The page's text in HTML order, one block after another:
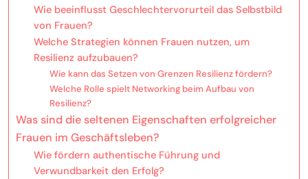
Wie beeinflusst Geschlechtervorurteil das Selbstbild
von Frauen?
Welche Strategien können Frauen nutzen, um
Resilienz aufzubauen?
Wie kann das Setzen von Grenzen Resilienz fördern?
Welche Rolle spielt Networking beim Aufbau von
Resilienz?
Was sind die seltenen Eigenschaften erfolgreicher
Frauen im Geschäftsleben?
Wie fördern authentische Führung und
Verwundbarkeit den Erfolg?